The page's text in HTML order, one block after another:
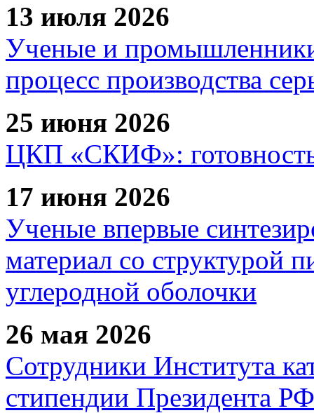
13 июля 2026
Ученые и
процесс производства
25 июня 2026
ЦКП «СКИФ»: готовность
17 июня 2026
Ученые впервые
материал со структурой
углеродной оболочки
26 мая 2026
Сотрудники Института
стипендии Президента РФ